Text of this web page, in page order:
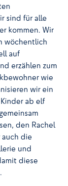
sind für alle
kommen. Wir
wöchentlich
auf
erzählen zum
wie
wir ein
ab elf
den Rachel
auch die
und
diese